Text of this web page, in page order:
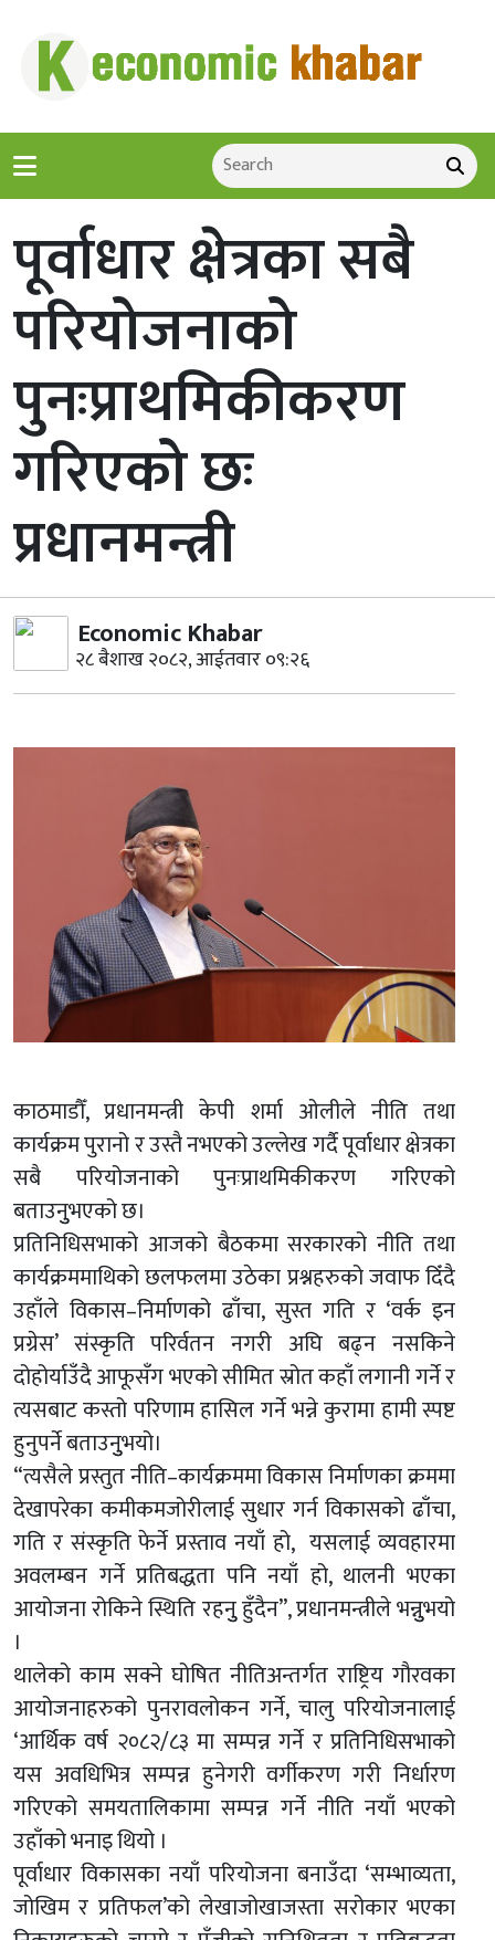
पूर्वाधार क्षेत्रका सबै
परियोजनाको
पुनःप्राथमिकीकरण
गरिएको छः
प्रधानमन्त्री
Economic Khabar
२८ बैशाख २०८२, आईतवार ०९:२६
काठमाडौँ, प्रधानमन्त्री केपी शर्मा ओलीले नीति तथा
कार्यक्रम पुरानो र उस्तै नभएको उल्लेख गर्दै पूर्वाधार क्षेत्रका
सबै परियोजनाको पुनःप्राथमिकीकरण गरिएको
बताउनुुभएको छ।
प्रतिनिधिसभाको आजको बैठकमा सरकारको नीति तथा
कार्यक्रममाथिको छलफलमा उठेका प्रश्नहरुको जवाफ दिँदै
उहाँले विकास–निर्माणको ढाँचा, सुस्त गति र ‘वर्क इन
प्रग्रेस’ संस्कृति परिर्वतन नगरी अघि बढ्न नसकिने
दोहोर्याउँदै आफूसँग भएको सीमित स्रोत कहाँ लगानी गर्ने र
त्यसबाट कस्तो परिणाम हासिल गर्ने भन्ने कुरामा हामी स्पष्ट
हुनुपर्ने बताउनुुभयो।
“त्यसैले प्रस्तुत नीति–कार्यक्रममा विकास निर्माणका क्रममा
देखापरेका कमीकमजोरीलाई सुधार गर्न विकासको ढाँचा,
गति र संस्कृति फेर्ने प्रस्ताव नयाँ हो, यसलाई व्यवहारमा
अवलम्बन गर्ने प्रतिबद्धता पनि नयाँ हो, थालनी भएका
आयोजना रोकिने स्थिति रहनुु हुँदैन”, प्रधानमन्त्रीले भन्नुुभयो
।
थालेको काम सक्ने घोषित नीतिअन्तर्गत राष्ट्रिय गौरवका
आयोजनाहरुको पुनरावलोकन गर्ने, चालु परियोजनालाई
‘आर्थिक वर्ष २०८२/८३ मा सम्पन्न गर्ने र प्रतिनिधिसभाको
यस अवधिभित्र सम्पन्न हुनेगरी वर्गीकरण गरी निर्धारण
गरिएको समयतालिकामा सम्पन्न गर्ने नीति नयाँ भएको
उहाँको भनाइ थियो ।
पूर्वाधार विकासका नयाँ परियोजना बनाउँदा ‘सम्भाव्यता,
जोखिम र प्रतिफल’को लेखाजोखाजस्ता सरोकार भएका